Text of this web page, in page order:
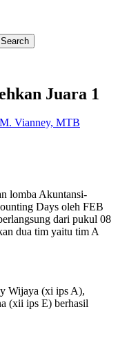
Juara 1
Vianney, MTB
lomba Akuntansi-
Days oleh FEB
dari pukul 08
dua tim yaitu tim A
Wijaya (xi ips A),
(xii ips E) berhasil